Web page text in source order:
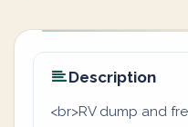
Description
<br>RV dump and